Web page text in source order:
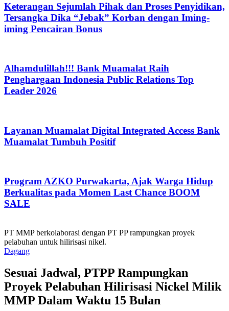
Keterangan Sejumlah Pihak dan Proses Penyidikan,
Tersangka Dika “Jebak” Korban dengan Iming-
iming Pencairan Bonus
Alhamdulillah!!! Bank Muamalat Raih
Penghargaan Indonesia Public Relations Top
Leader 2026
Layanan Muamalat Digital Integrated Access Bank
Muamalat Tumbuh Positif
Program AZKO Purwakarta, Ajak Warga Hidup
Berkualitas pada Momen Last Chance BOOM
SALE
PT MMP berkolaborasi dengan PT PP rampungkan proyek
pelabuhan untuk hilirisasi nikel.
Dagang
Sesuai Jadwal, PTPP Rampungkan
Proyek Pelabuhan Hilirisasi Nickel Milik
MMP Dalam Waktu 15 Bulan